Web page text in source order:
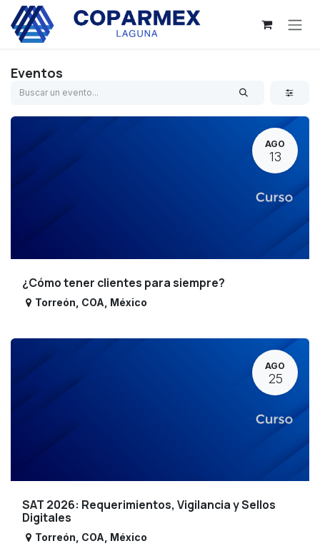
Ir al contenido
Eventos
AGO
13
¿Cómo tener clientes para siempre?
Torreón COA México
AGO
25
SAT 2026: Requerimientos, Vigilancia y Sellos
Digitales
Torreón COA México